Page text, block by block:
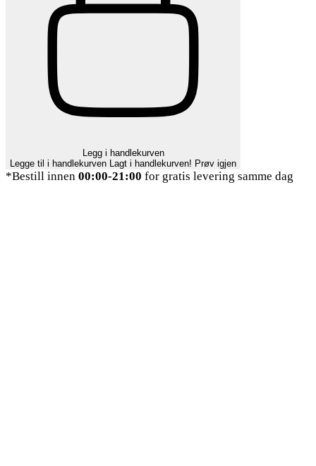
Legg i handlekurven
Legge til i handlekurven
Lagt i handlekurven! Prøv igjen
*Bestill innen 00:00-21:00 for gratis levering samme dag